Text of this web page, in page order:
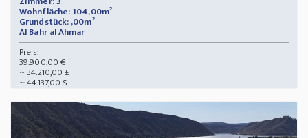
Wohnfläche: 104,00m²
Grundstück: ,00m²
Al Bahr al Ahmar
Preis:
39.900,00 €
~ 34.210,00 £
~ 44.137,00 $